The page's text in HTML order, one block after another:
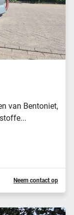
van Bentoniet,
Neem contact op